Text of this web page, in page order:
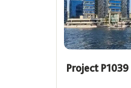
Project